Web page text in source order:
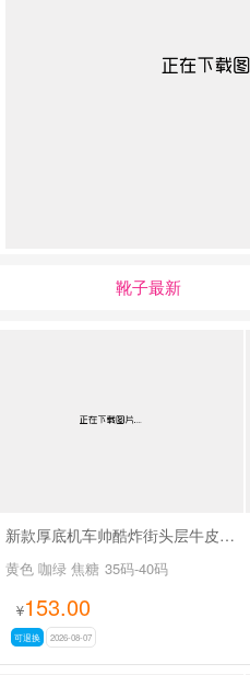
靴子最新
新款厚底机车帅酷炸街头层牛皮短靴SA2678
黄色 咖绿 焦糖 35码-40码
¥153.00
可退换 2026-08-07